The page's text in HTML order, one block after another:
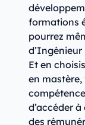
formations
pourrez
d’Ingénieur
Et en
en
d’accéder
des